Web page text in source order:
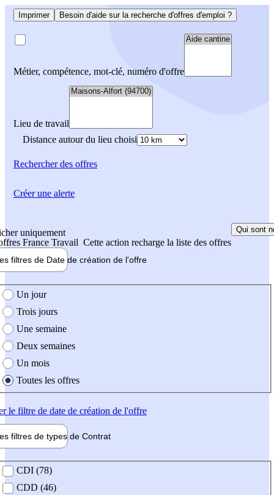
Imprimer Besoin d'aide sur la recherche d'offres d'emploi ?
Métier, compétence, mot-clé, numéro d'offre
Lieu de travail
Distance autour du lieu choisi
Rechercherdes offres
uniquement
France Travail Cette action recharge la liste des offres
Qui sont
filtres de Date de création de l'offre
création de l'offre
Un jour
Trois jours
Une semaine
Deux semaines
Un mois
Toutes les offres
le filtre de date de création de l'offre
filtres de types de Contrat
contrat
CDI (78)
CDD (46)
Créer une alerte